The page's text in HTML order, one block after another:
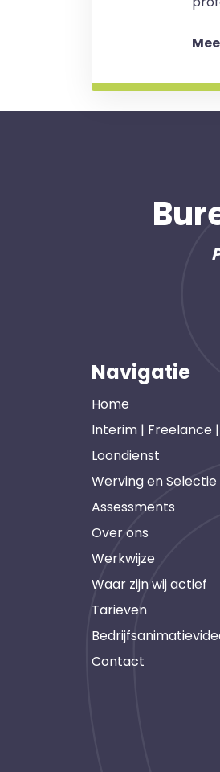
Navigatie
Home
Interim | Freelance |
Loondienst
Werving en Selectie
Assessments
Over ons
Werkwijze
Waar zijn wij actief
Tarieven
Contact